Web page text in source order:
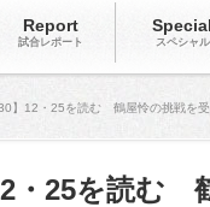
Report
試合レポート
Special
スペシャル
】12・25を読む 鶴屋怜の挑戦を
・25を読む